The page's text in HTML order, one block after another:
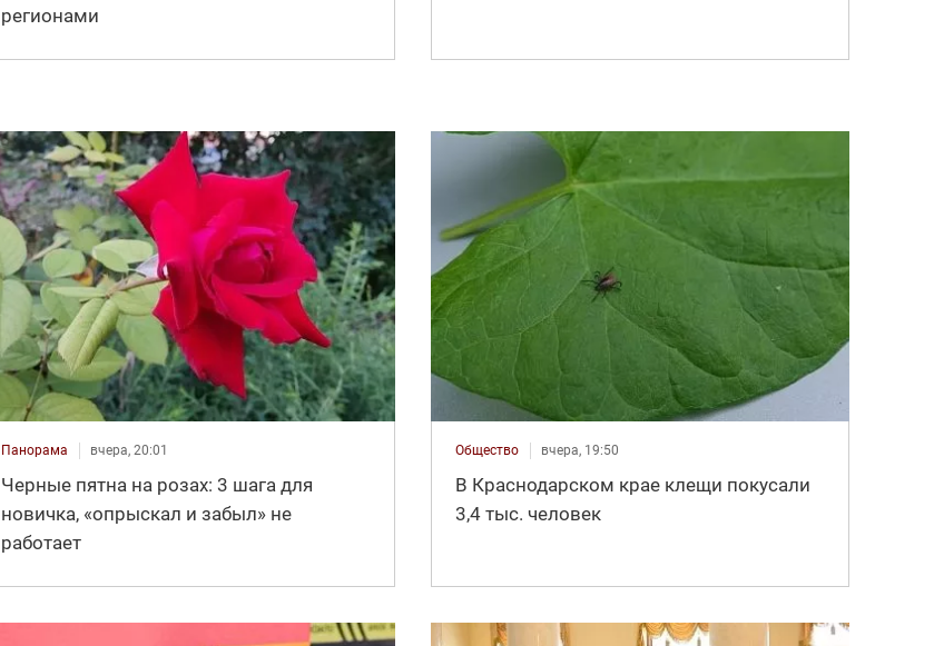
регионами
Панорама вчера, 20:01
Черные пятна на розах: 3 шага для
новичка, «опрыскал и забыл» не
работает
Общество вчера, 19:50
В Краснодарском крае клещи покусали
3,4 тыс. человек